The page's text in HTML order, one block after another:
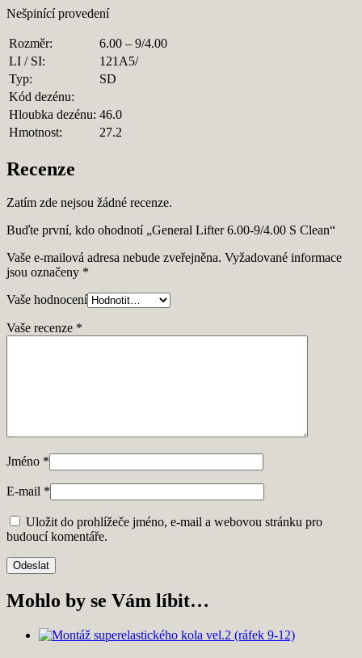
Nešpinící provedení
Rozměr:
6.00 – 9/4.00
LI / SI:
121A5/
Typ:
SD
Kód dezénu:
Hloubka dezénu: 46.0
Hmotnost:
27.2
Recenze
Zatím zde nejsou žádné recenze.
Buďte první, kdo ohodnotí „General Lifter 6.00-9/4.00 S Clean“
Vaše e-mailová adresa nebude zveřejněna. Vyžadované informace
jsou označeny *
Vaše hodnocení
Vaše recenze *
Jméno *
E-mail *
Uložit do prohlížeče jméno, e-mail a webovou stránku pro
budoucí komentáře.
Mohlo by se Vám líbit…